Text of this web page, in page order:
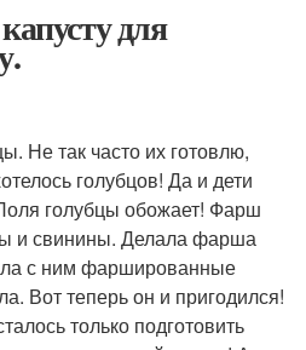
для
Не так часто их готовлю,
голубцов! Да и дети
голубцы обожает! Фарш
и свинины. Делала фарша
с ним фаршированные
Вот теперь он и пригодился!
только подготовить